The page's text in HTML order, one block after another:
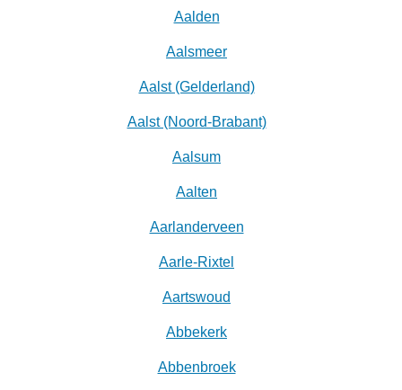
Aalden
Aalsmeer
Aalst (Gelderland)
Aalst (Noord-Brabant)
Aalsum
Aalten
Aarlanderveen
Aarle-Rixtel
Aartswoud
Abbekerk
Abbenbroek